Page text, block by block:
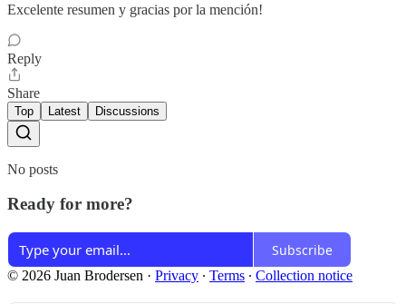
Excelente resumen y gracias por la mención!
Reply
Share
Top Latest Discussions
No posts
Ready for more?
Subscribe
© 2026 Juan Brodersen · Privacy ∙ Terms ∙ Collection notice